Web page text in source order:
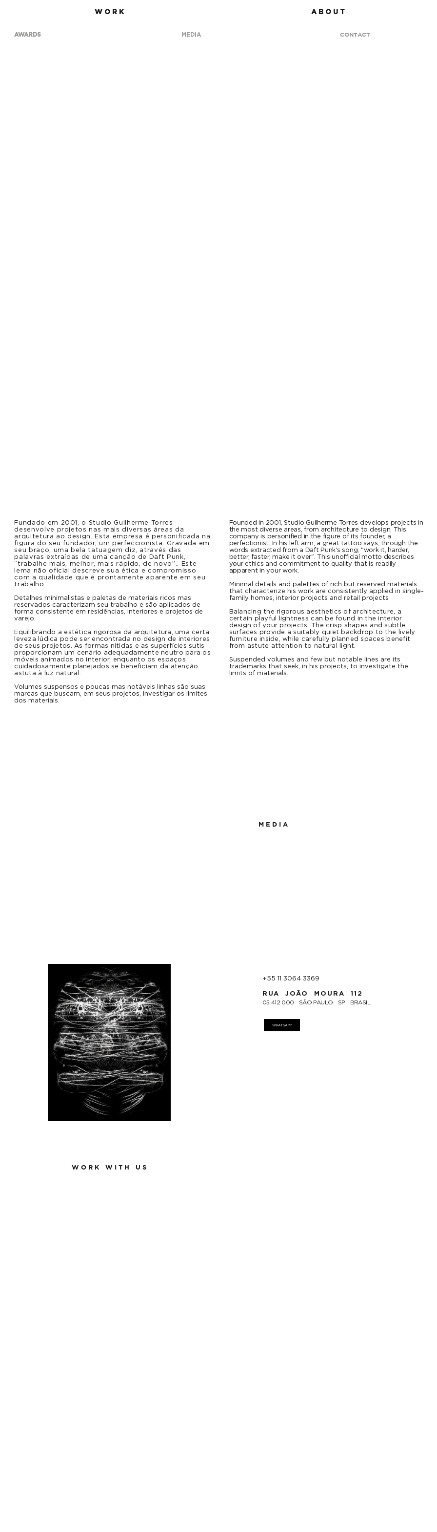
A B O U T
W O R K
+55 11 3064 3369
RUA JOÃO MOURA 112
05 412 000 SÃO PAULO SP BRASIL
WHATSAPP
Fundado em 2001, o Studio Guilherme Torres
desenvolve projetos nas mais diversas áreas da
arquitetura ao design. Esta empresa é personificada na
figura do seu fundador, um perfeccionista. Gravada em
seu braço, uma bela tatuagem diz, através das
palavras extraídas de uma canção de Daft Punk,
“trabalhe mais, melhor, mais rápido, de novo”.. Este
lema não oficial descreve sua ética e compromisso
com a qualidade que é prontamente aparente em seu
trabalho.
Detalhes minimalistas e paletas de materiais ricos mas
reservados caracterizam seu trabalho e são aplicados de
forma consistente em residências, interiores e projetos de
varejo.
Equilibrando a estética rigorosa da arquitetura, uma certa
leveza lúdica pode ser encontrada no design de interiores
de seus projetos. As formas nítidas e as superfícies sutis
proporcionam um cenário adequadamente neutro para os
móveis animados no interior, enquanto os espaços
cuidadosamente planejados se beneficiam da atenção
astuta à luz natural.
Volumes suspensos e poucas mas notáveis ​​linhas são suas
marcas que buscam, em seus projetos, investigar os limites
dos materiais.
Founded in 2001, Studio Guilherme Torres develops projects in
the most diverse areas, from architecture to design. This
company is personified in the figure of its founder, a
perfectionist. In his left arm, a great tattoo says, through the
words extracted from a Daft Punk's song, "work it, harder,
better, faster, make it over". This unofficial motto describes
your ethics and commitment to quality that is readily
apparent in your work.
Minimal details and palettes of rich but reserved materials
that characterize his work are consistently applied in single-
family homes, interior projects and retail projects
Balancing the rigorous aesthetics of architecture, a
certain playful lightness can be found in the interior
design of your projects. The crisp shapes and subtle
surfaces provide a suitably quiet backdrop to the lively
furniture inside, while carefully planned spaces benefit
from astute attention to natural light.
Suspended volumes and few but notable lines are its
trademarks that seek, in his projects, to investigate the
limits of materials.
AWARDS MEDIA CONTACT
M E D I A
W O R K W I T H U S